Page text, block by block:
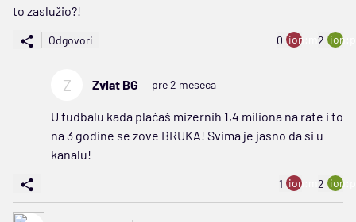
to zaslužio?!
Odgovori 0 ion:minus
2
Z Zvlat BG pre 2 meseca
U fudbalu kada plaćaš mizernih 1,4 miliona na rate i to
na 3 godine se zove BRUKA! Svima je jasno da si u
kanalu!
1 ion:minus
2